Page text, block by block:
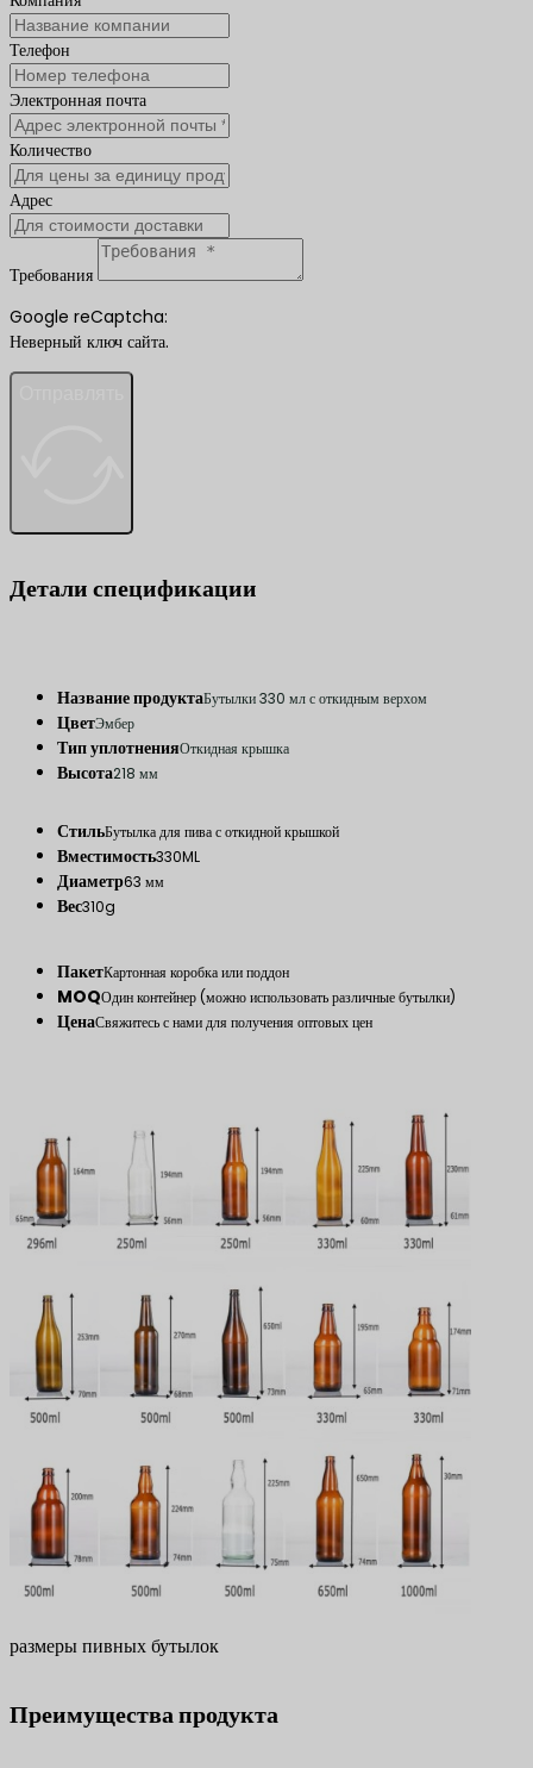
Телефон
Электронная почта
Количество
Адрес
Требования
Google reCaptcha:
Неверный ключ сайта.
Детали спецификации
Название продуктаБутылки 330 мл с откидным верхом
ЦветЭмбер
Тип уплотненияОткидная крышка
Высота218 мм
СтильБутылка для пива с откидной крышкой
Вместимость330ML
Диаметр63 мм
Вес310g
ПакетКартонная коробка или поддон
MOQОдин контейнер (можно использовать различные бутылки)
ЦенаСвяжитесь с нами для получения оптовых цен
размеры пивных бутылок
Преимущества продукта